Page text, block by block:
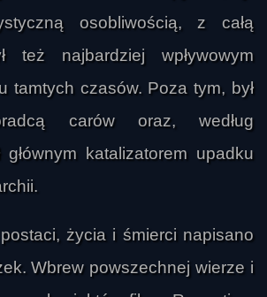
osobliwością, z całą
też najbardziej wpływowym
tamtych czasów. Poza tym, był
carów oraz, według
głównym katalizatorem upadku
życia i śmierci napisano
Wbrew powszechnej wierze i